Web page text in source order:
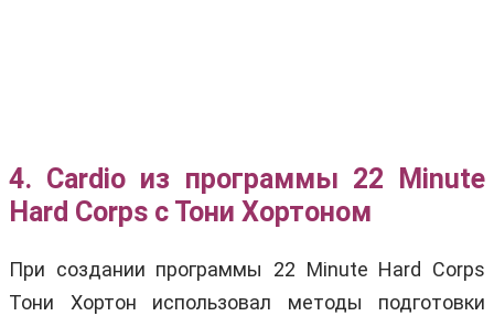
4. Cardio из программы 22 Minute
Hard Corps с Тони Хортоном
При создании программы 22 Minute Hard Corps
Тони Хортон использовал методы подготовки